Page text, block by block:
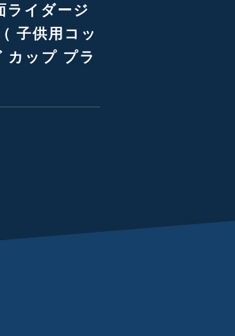
ライダージ
子供用コッ
カップ プラ